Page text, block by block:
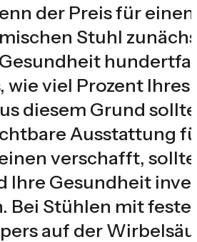
der Preis für
Stuhl
wie viel Prozent
diesem Grund
Ausstattung
verschafft,
Ihre Gesundheit
Bei Stühlen mit
auf der